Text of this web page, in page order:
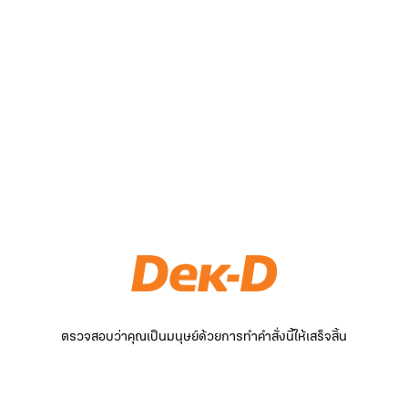
ตรวจสอบว่าคุณเป็นมนุษย์ด้วยการทำคำสั่งนี้ให้เสร็จสิ้น